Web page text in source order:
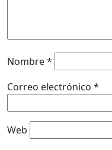
Nombre*
Correo electrónico *
Web